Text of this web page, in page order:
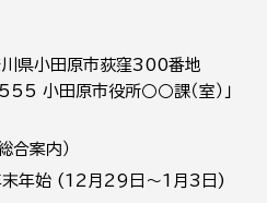
県小田原市荻窪300番地
小田原市役所○○課（室）」
案内）
末年始 (12月29日～1月3日)